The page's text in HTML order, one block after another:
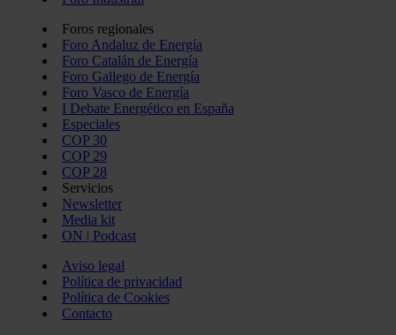
Foros regionales
Foro Andaluz de Energía
Foro Catalán de Energía
Foro Gallego de Energía
Foro Vasco de Energía
I Debate Energético en España
Especiales
COP 30
COP 29
COP 28
Servicios
Newsletter
Media kit
ON | Podcast
Aviso legal
Política de privacidad
Política de Cookies
Contacto